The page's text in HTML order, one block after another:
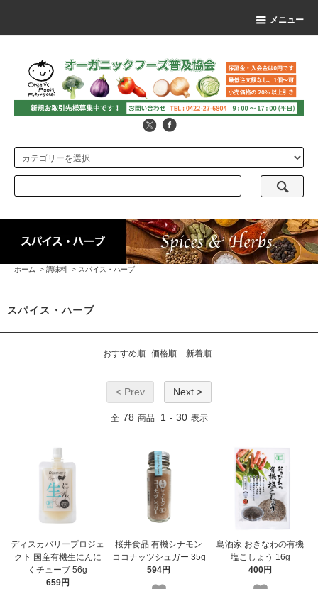
メニュー
ホーム > 調味料 > スパイス・ハーブ
スパイス・ハーブ
おすすめ順 価格順 新着順
< Prev Next >
全 78 商品 1 - 30 表示
ディスカバリープロジェ
クト 国産有機生にんに
くチューブ 56g
659円
桜井食品 有機シナモン
ココナッツシュガー 35g
594円
島酒家 おきなわの有機
塩こしょう 16g
400円